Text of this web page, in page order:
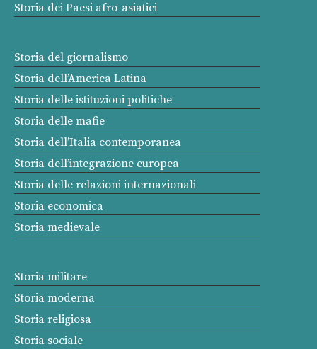
Storia dei Paesi afro-asiatici
Storia del giornalismo
Storia dell’America Latina
Storia delle istituzioni politiche
Storia delle mafie
Storia dell’Italia contemporanea
Storia dell’integrazione europea
Storia delle relazioni internazionali
Storia economica
Storia medievale
Storia militare
Storia moderna
Storia religiosa
Storia sociale